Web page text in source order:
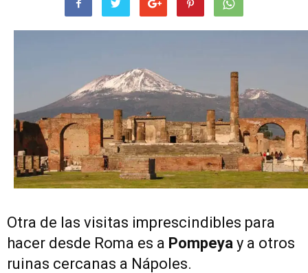
Otra de las visitas imprescindibles para
hacer desde Roma es a Pompeya y a otros
ruinas cercanas a Nápoles.